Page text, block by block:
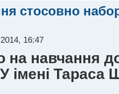
стосовно
16:47
навчання до
імені Тараса